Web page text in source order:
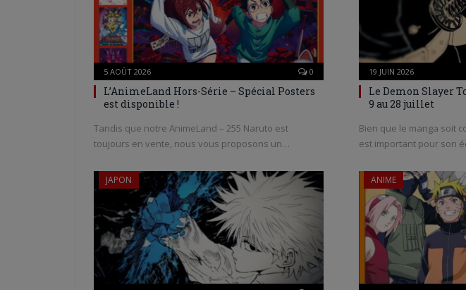
5 AOÛT 2026 0
L’AnimeLand Hors-Série – Spécial Posters
est disponible !
Tandis que notre AnimeLand – 255 Naruto est
toujours en vente, nous vous proposons un…
19 JUIN 2026
Le Demon Slayer
9 au 28 juillet
Bien que le manga soit
est important pour son
JAPON ANIME